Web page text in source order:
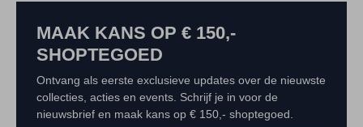
MAAK KANS OP € 150,-
SHOPTEGOED
Ontvang als eerste exclusieve updates over de nieuwste
collecties, acties en events. Schrijf je in voor de
nieuwsbrief en maak kans op € 150,- shoptegoed.